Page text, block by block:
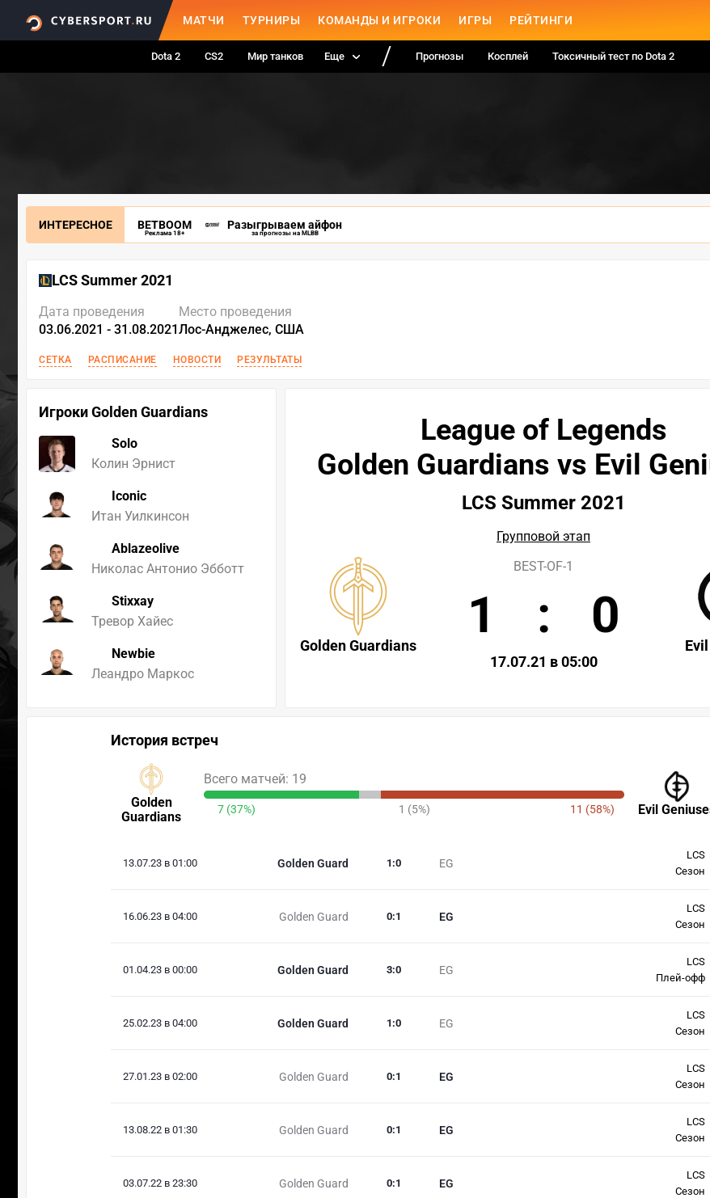
МАТЧИ ТУРНИРЫ КОМАНДЫ И ИГРОКИ ИГРЫ РЕЙТИНГИ
Dota 2 CS2 Мир танков Еще Прогнозы Косплей Токсичный тест по Dota 2
ИНТЕРЕСНОЕ BETBOOM
Реклама 18+
Разыгрываем айфон
за прогнозы на MLBB
LCS Summer 2021
Дата проведения
03.06.2021 - 31.08.2021
Место проведения
Лос-Анджелес, США
СЕТКА РАСПИСАНИЕ НОВОСТИ РЕЗУЛЬТАТЫ
Игроки Golden Guardians
Solo
Колин Эрнист
Iconic
Итан Уилкинсон
Ablazeolive
Николас Антонио Эбботт
Stixxay
Тревор Хайес
Newbie
Леандро Маркос
League of Legends
Golden Guardians vs Evil
LCS Summer 2021
Групповой этап
Golden Guardians
BEST-OF-1
1 : 0
17.07.21 в 05:00
История встреч
Golden
Guardians
Evil
Всего матчей: 19
7 (37%) 1 (5%) 11 (58%)
13.07.23 в 01:00 Golden Guard EG
1 :0
LCS
Сезон
16.06.23 в 04:00 Golden Guard EG
0:1
LCS
Сезон
01.04.23 в 00:00 Golden Guard EG
3:0
LCS
Плей-офф
25.02.23 в 04:00 Golden Guard EG
1 :0
LCS
Сезон
27.01.23 в 02:00 Golden Guard EG
0:1
LCS
Сезон
13.08.22 в 01:30 Golden Guard EG
0:1
LCS
Сезон
03.07.22 в 23:30 Golden Guard EG
0:1
LCS
Сезон